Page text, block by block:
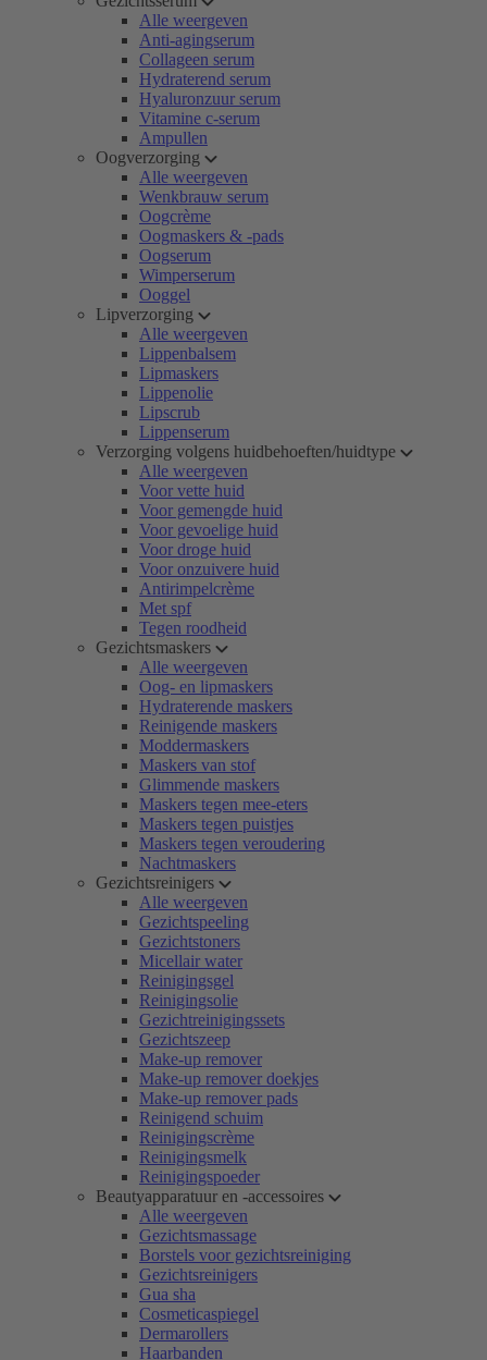
Alle weergeven
Anti-agingserum
Collageen serum
Hydraterend serum
Hyaluronzuur serum
Vitamine c-serum
Ampullen
Oogverzorging
Alle weergeven
Wenkbrauw serum
Oogcrème
Oogmaskers & -pads
Oogserum
Wimperserum
Ooggel
Lipverzorging
Alle weergeven
Lippenbalsem
Lipmaskers
Lippenolie
Lipscrub
Lippenserum
Verzorging volgens huidbehoeften/huidtype
Alle weergeven
Voor vette huid
Voor gemengde huid
Voor gevoelige huid
Voor droge huid
Voor onzuivere huid
Antirimpelcrème
Met spf
Tegen roodheid
Gezichtsmaskers
Alle weergeven
Oog- en lipmaskers
Hydraterende maskers
Reinigende maskers
Moddermaskers
Maskers van stof
Glimmende maskers
Maskers tegen mee-eters
Maskers tegen puistjes
Maskers tegen veroudering
Nachtmaskers
Gezichtsreinigers
Alle weergeven
Gezichtspeeling
Gezichtstoners
Micellair water
Reinigingsgel
Reinigingsolie
Gezichtreinigingssets
Gezichtszeep
Make-up remover
Make-up remover doekjes
Make-up remover pads
Reinigend schuim
Reinigingscrème
Reinigingsmelk
Reinigingspoeder
Beautyapparatuur en -accessoires
Alle weergeven
Gezichtsmassage
Borstels voor gezichtsreiniging
Gezichtsreinigers
Gua sha
Cosmeticaspiegel
Dermarollers
Haarbanden